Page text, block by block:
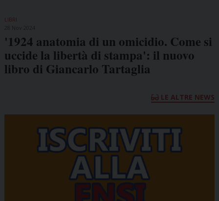
LIBRI
'1924 anatomia di un omicidio. Come si
uccide la libertà di stampa': il nuovo
libro di Giancarlo Tartaglia
LE ALTRE NEWS